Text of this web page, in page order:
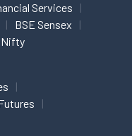
Services
BSE Sensex